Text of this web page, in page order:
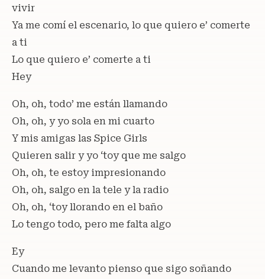
vivir
Ya me comí el escenario, lo que quiero e’ comerte
a ti
Lo que quiero e’ comerte a ti
Hey
Oh, oh, todo’ me están llamando
Oh, oh, y yo sola en mi cuarto
Y mis amigas las Spice Girls
Quieren salir y yo ‘toy que me salgo
Oh, oh, te estoy impresionando
Oh, oh, salgo en la tele y la radio
Oh, oh, ‘toy llorando en el baño
Lo tengo todo, pero me falta algo
Ey
Cuando me levanto pienso que sigo soñando